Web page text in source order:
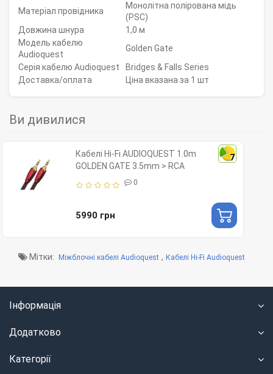
Матеріал провідника
Монолітна полірована мідь
(PSC)
Довжина шнура
1,0 м
Модель кабелю
Audioquest
Golden Gate
Серія кабелю Audioquest
Bridges & Falls Series
Доставка/оплата
Ціна вказана за 1 шт
Ви дивилися
7
Кабелі Hi-Fi AUDIOQUEST 1.0m
GOLDEN GATE 3.5mm > RCA
0
5990 грн
Мітки: Міжблочні кабелі Audioquest , Кабелі Hi-Fi Audioquest
Інформація
Додатково
Категорії